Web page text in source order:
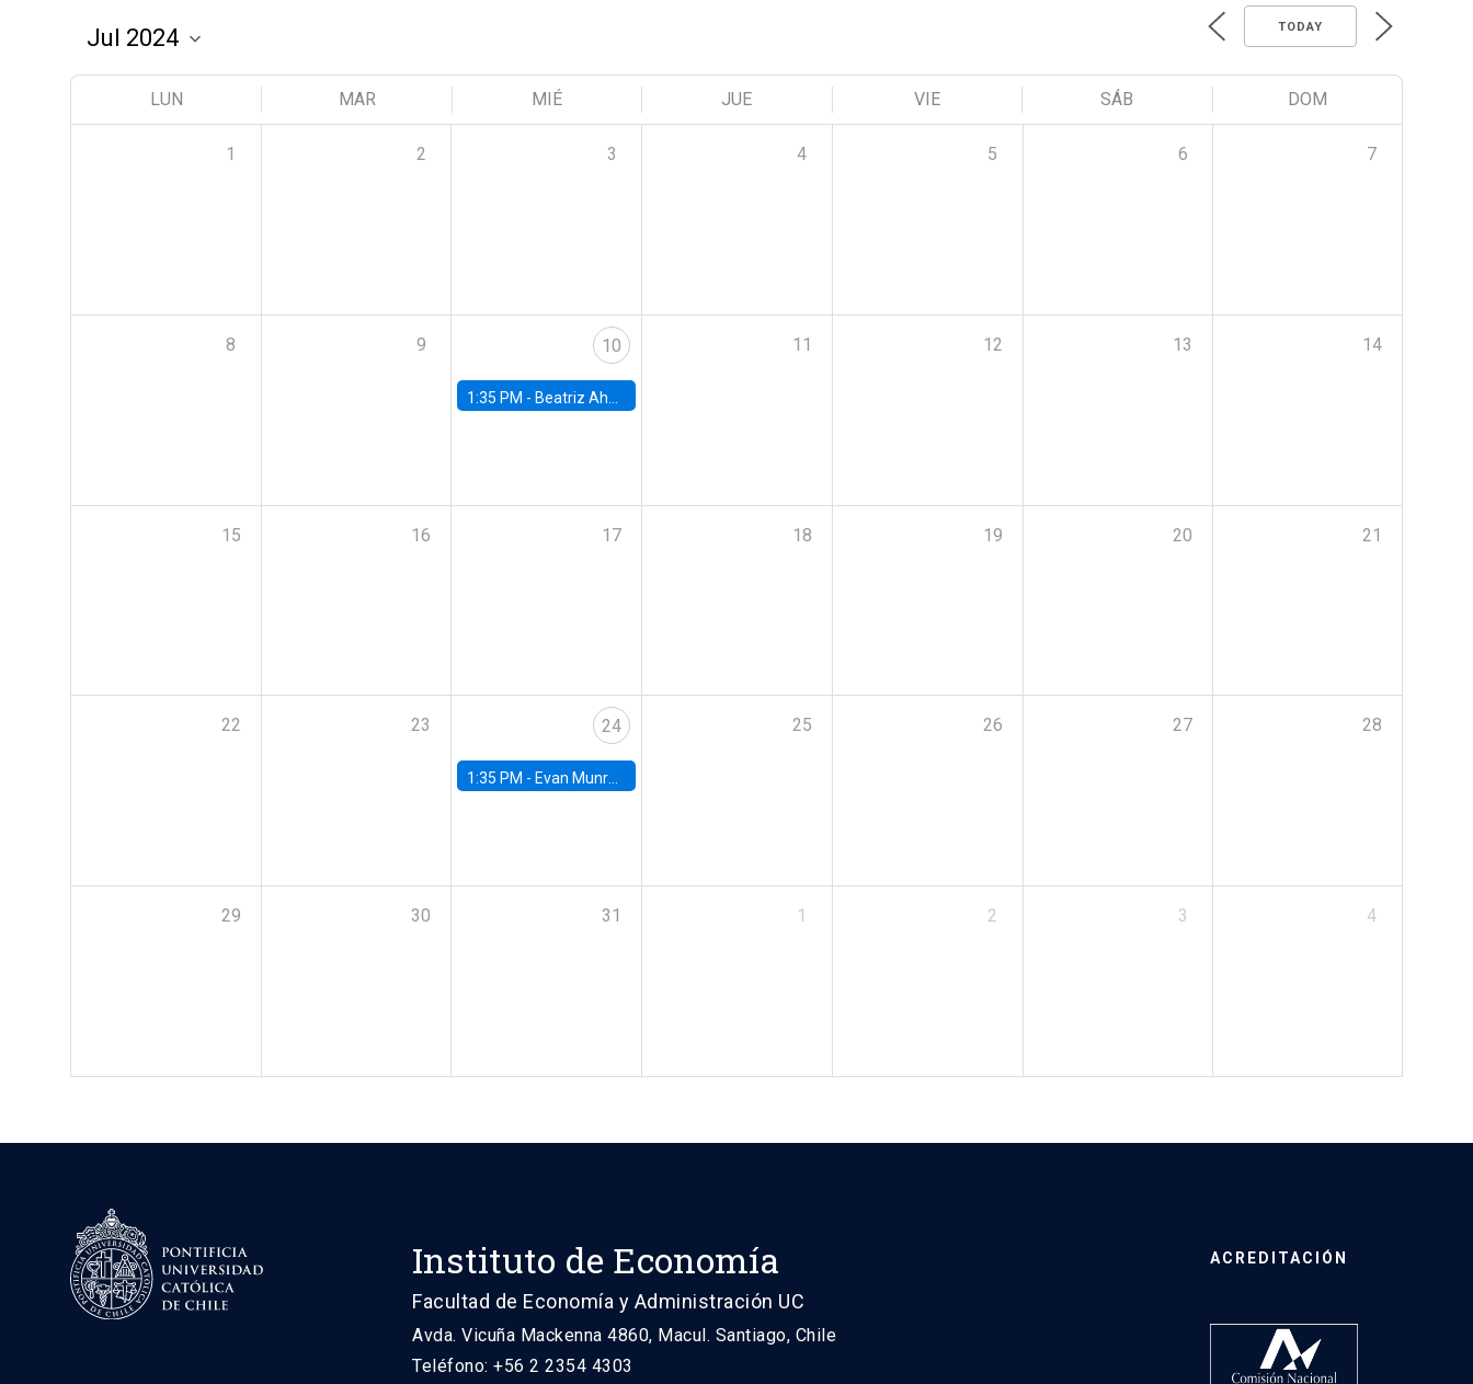
TODAY
LUN MAR MIÉ JUE VIE SÁB DOM
1 2 3 4 5 6 7
8 9 10
1:35 PM - Beatriz Ahumada, PhD candidate, Universidad de Pittsburgh
11 12 13 14
15 16 17 18 19 20 21
22 23 24
1:35 PM - Evan Munro, Neyman Visiting Assistant Professor in the Department of Statistics at UC Berkeley
25 26 27 28
29 30 31 1 2 3 4
Instituto de Economía
Facultad de Economía y Administración UC
Avda. Vicuña Mackenna 4860, Macul. Santiago, Chile
Teléfono: +56 2 2354 4303
ACREDITACIÓN